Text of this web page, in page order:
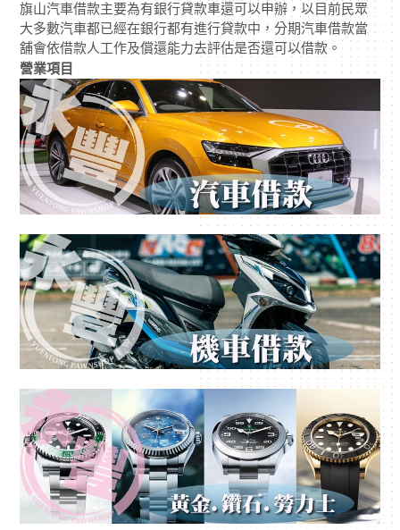
旗山汽車借款主要為有銀行貸款車還可以申辦，以目前民眾
大多數汽車都已經在銀行都有進行貸款中，分期汽車借款當
舖會依借款人工作及償還能力去評估是否還可以借款。
營業項目